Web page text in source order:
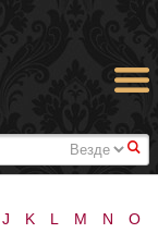
#
J K L M N
O